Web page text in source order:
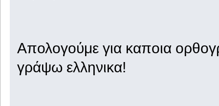
Απολογούμε για καποια
γράψω ελληνικα!